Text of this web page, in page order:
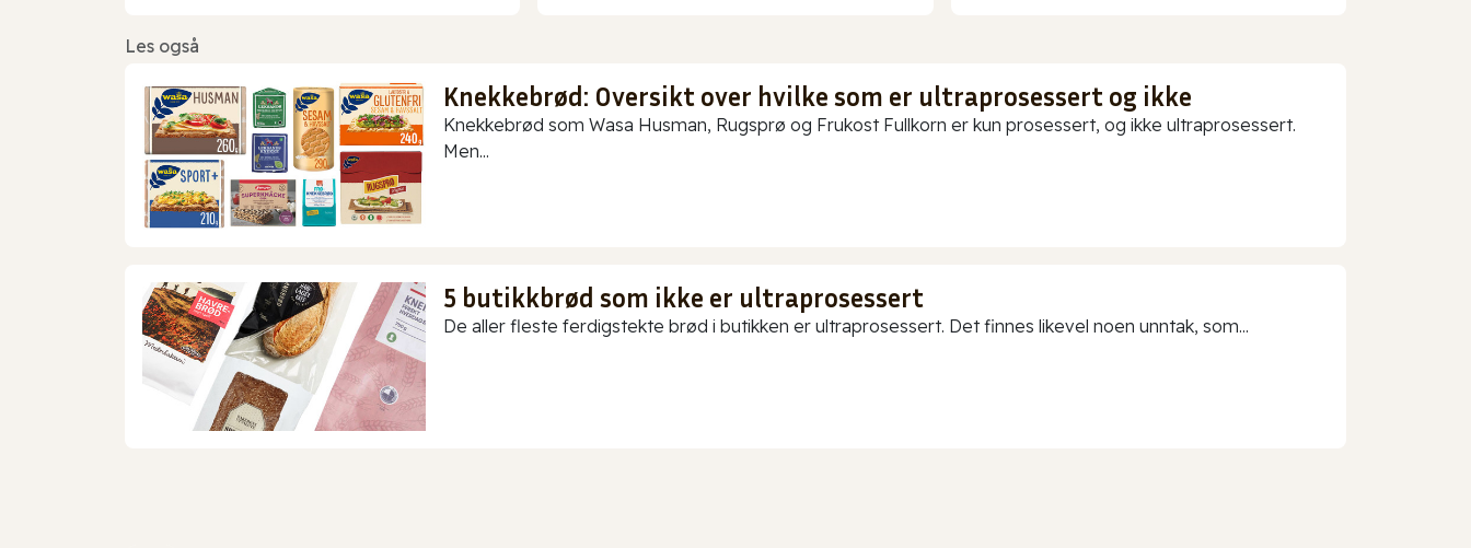
Les også
Knekkebrød: Oversikt over hvilke som er ultraprosessert og ikke
Knekkebrød som Wasa Husman, Rugsprø og Frukost Fullkorn er kun prosessert, og ikke ultraprosessert.
Men...
5 butikkbrød som ikke er ultraprosessert
De aller fleste ferdigstekte brød i butikken er ultraprosessert. Det finnes likevel noen unntak, som...